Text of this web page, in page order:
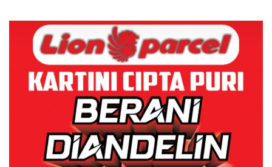
Diselundupkan ke Malaysia